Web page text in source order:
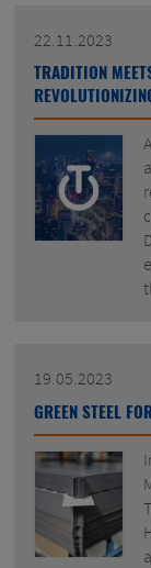
22.11.2023
TRADITION
19.05.2023
GREEN STEEL